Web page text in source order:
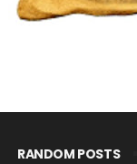
RANDOM POSTS